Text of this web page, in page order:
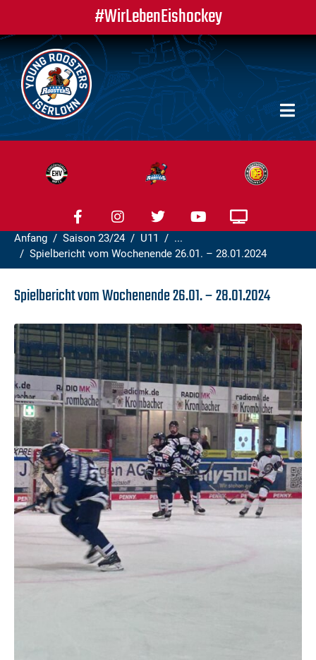
#WirLebenEishockey
Anfang Saison 23/24 U11
...
Spielbericht vom Wochenende 26.01. – 28.01.2024
Spielbericht vom Wochenende 26.01. – 28.01.2024